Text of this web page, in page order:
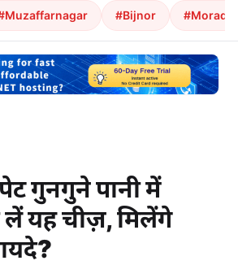
#Bijnor
गुनगुने पानी में
लें यह चीज़, मिलेंगे